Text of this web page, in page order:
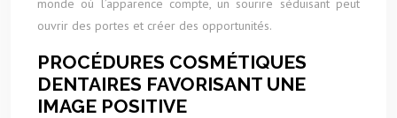
monde où l’apparence compte, un sourire séduisant peut
ouvrir des portes et créer des opportunités.
PROCÉDURES COSMÉTIQUES
DENTAIRES FAVORISANT UNE
IMAGE POSITIVE